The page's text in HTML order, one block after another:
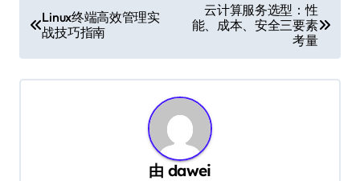
章
导
航
Linux终端高效管理实
战技巧指南
云计算服务选型：性
能、成本、安全三要素
考量
由dawei